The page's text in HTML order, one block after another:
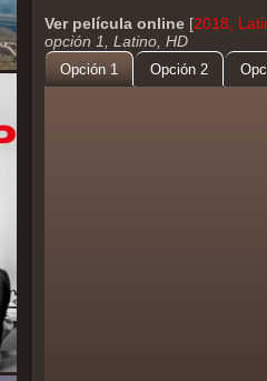
Ver película online [2018,
opción 1, Latino, HD
Opción 1 Opción 2